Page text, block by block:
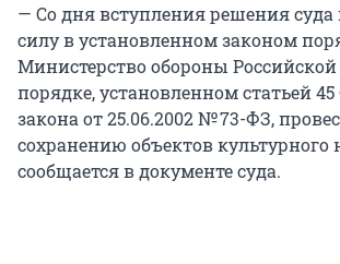
— Со дня вступления решения суда
силу в установленном законом
Министерство обороны
порядке, установленном статьей
закона от 25.06.2002 № 73-ФЗ,
сохранению объектов культурного
сообщается в документе суда.